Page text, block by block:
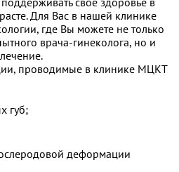
Для Вас в нашей клинике
где Вы можете не только
врача-гинеколога, но и
проводимые в клинике МЦКТ
половых губ;
деформации